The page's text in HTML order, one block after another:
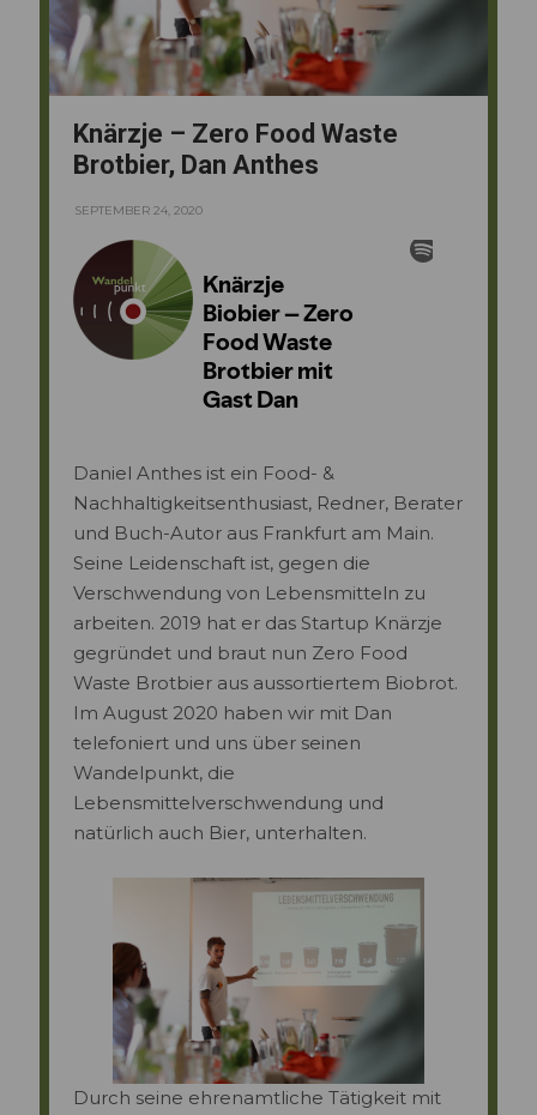
Knärzje – Zero Food Waste
Brotbier, Dan Anthes
SEPTEMBER 24, 2020
Daniel Anthes ist ein Food- &
Nachhaltigkeits­­enthusiast, Redner, Berater
und Buch-Autor aus Frankfurt am Main.
Seine Leidenschaft ist, gegen die
Verschwendung von Lebensmitteln zu
arbeiten. 2019 hat er das Startup Knärzje
gegründet und braut nun Zero Food
Waste Brotbier aus aussortiertem Biobrot.
Im August 2020 haben wir mit Dan
telefoniert und uns über seinen
Wandelpunkt, die
Lebensmittelverschwendung und
natürlich auch Bier, unterhalten.
Durch seine ehrenamtliche Tätigkeit mit